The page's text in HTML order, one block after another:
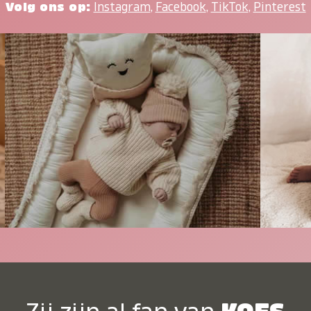
Volg ons op: Instagram, Facebook, TikTok, Pinterest